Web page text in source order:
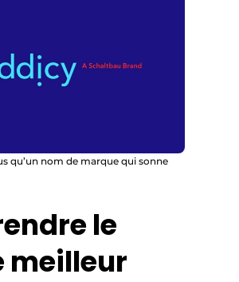
qu’un nom de marque qui sonne
le
meilleur